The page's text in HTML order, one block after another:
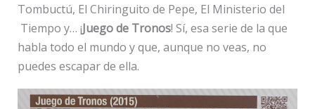
Tombuctú, El Chiringuito de Pepe, El Ministerio del
Tiempo y… ¡Juego de Tronos! Sí, esa serie de la que
habla todo el mundo y que, aunque no veas, no
puedes escapar de ella.